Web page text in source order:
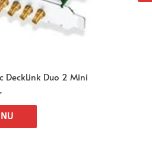
DeckLink Duo 2 Mini